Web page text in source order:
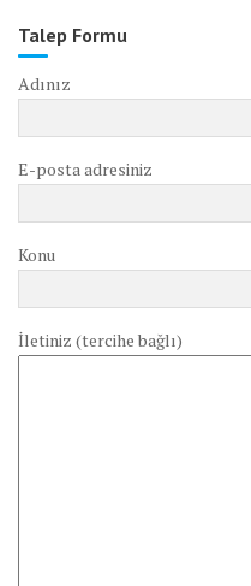
Talep Formu
Adınız
E-posta adresiniz
Konu
İletiniz (tercihe bağlı)